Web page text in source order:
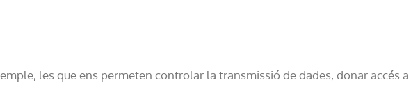
les que ens permeten controlar la transmissió de dades, donar accés a